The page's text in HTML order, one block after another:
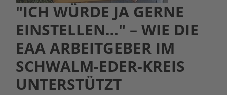
"ICH WÜRDE JA GERNE
EINSTELLEN…" – WIE DIE
EAA ARBEITGEBER IM
SCHWALM-EDER-KREIS
UNTERSTÜTZT